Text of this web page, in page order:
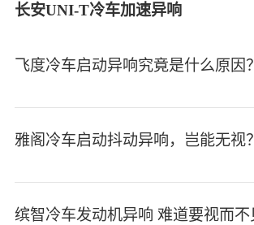
长安UNI-T冷车加速异响
飞度冷车启动异响究竟是什么原因？
雅阁冷车启动抖动异响，岂能无视？
缤智冷车发动机异响 难道要视而不